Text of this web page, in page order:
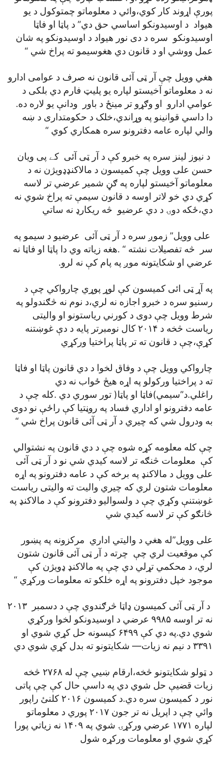
پورې اړوند کار کوي،وائي د معلوماتو چمتوکول د يو
هيواد د اوسيدونکو اساسي حق دي” د پاټا او فاټا
اوسيدونکو سره د دی نور هيواد د اوسيدونکو په شان
عمل ووشي او د قانون دي هغوسيمو ته پراخ شي “
هغي وويل چې آر ټی آئی قانون نه صرف د عوامی ادارو
نه د معلوماتو آخيستو لپاره يو پليټ فارم دي بلکی د
عوامي ادارو او وګړو تر مينځ د باور ودانې يو لاره ده.
دا داسي قوانينو په وړاندي،خلک د حکومتداری د ښه
والي لپاره عامه دفترونو سره همکاري کوي “
د نيوز لينز سره په خبرو کې د آر ټی آئی کے پی ويان
حسن علی وويل چې کميسون د مالاکنډډويژن نه د
معلوماتو آخيستو لپاره په ګڼ شمير عرضي تر لاسه
کړي دي خو لاتر اوسه د قانون سيمې ته پراخ شوي نه
دي،ځکه دوۍ د دي عرضيو څه ريکارډ نه ساتي
علی وويل” زموږ سره د آر ټی آئی عرضيو د سيمو په
سر څه تفصيلات نشته “ .هغه زياته وي دا پاټا او فاټا نه
عرضي او شکايتونه موږ په پام کې نه لرو.
په آړ ټی ائی کميسون کې لوړ پوړي چارواکي چې د
رسنيو سره د خبرو اجازه نه لري،د نوم نه څګندولو په
شرط وويل چې دوی د کورني رياستونو او واليتی
رياست څخه د ۲۰۱۴ کال نومبرتر پايه د دې غوښتنه
کړې،چې د قانون ته تر پاټا پراختيا ورکړي
چارواکي وويل چې د وفاق لخوا د دي قانون پاټا او فاټا
ته د پراختيا ورکولو په اړه هيڅ ځواب نه دي
راغلي.د”سيمي)فاټا او پاټا( تور سوري دي .کله چې د
عامه دفترونو او اداري فساد په روڼتيا کې راځې نو دوی
به ودرول شي که چيري د آر ټی آئی قانون پراخ شي “
چې کله معلومه کړه شوه چې د دي قانون په نشتوالي
کې معلومات څنګه تر لاسه کيدي شي نو د آر ټی آئی
علی وويل د مالاکنډ په برخه کې د عامه دفترونو په اړه
معلومات شتون لري که چيري واليت ته واليتی رياست
غوښتنې وکړي چې د ولسواليو دفترونو کې د مالاکنډ په
څانګو کې تر لاسه کيدي شي
علی وويل”له هغي د واليتي اداري مرکزونه په پښور
کې موقعيت لري چې چرته د آر ټی آئی قانون شتون
لري، د محکمي تړلي دي چې په مالاکنډ ډويژن کې
موجود خپل دفترونو په اړه خلکو ته معلومات ورکړي “
د آر ټی آئی کميسون ډاټا څرګندوي چې د دسمبر ۲۰۱۳
نه تر اوسه ۹۹۸۵ عرضي د اوسيدونکو لخوا ورکړي
شوي دي.په دي کې ۶۴۹۹ کيسونه حل کړي شوي او
۳۳۹۱ د نيم نه زيات— شکايتونو ته بدل کړي شوي دي
د ټولو شکايتونو څخه،ارقام ښيي چې له ۲۷۶۸ څخه
زيات قضيې حل شوي دي په داسې حال کې چې پاتی
نور د کميسون سره دي.د کميسون ۲۰۱۶ کلنئ راپور
وائي چې د اپريل نه تر جون ۲۰۱۷ پوري د معلوماتو
لپاره ۱۷۷۱ عرضي ورکړۍ شوي په ۱۴۰۹ نه زياتي پورا
کړي شوي او معلومات ورکړه شول